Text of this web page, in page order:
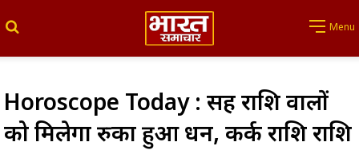
Menu
Horoscope Today : सिंह राशि वालों
को मिलेगा रुका हुआ धन, कर्क राशि राशि